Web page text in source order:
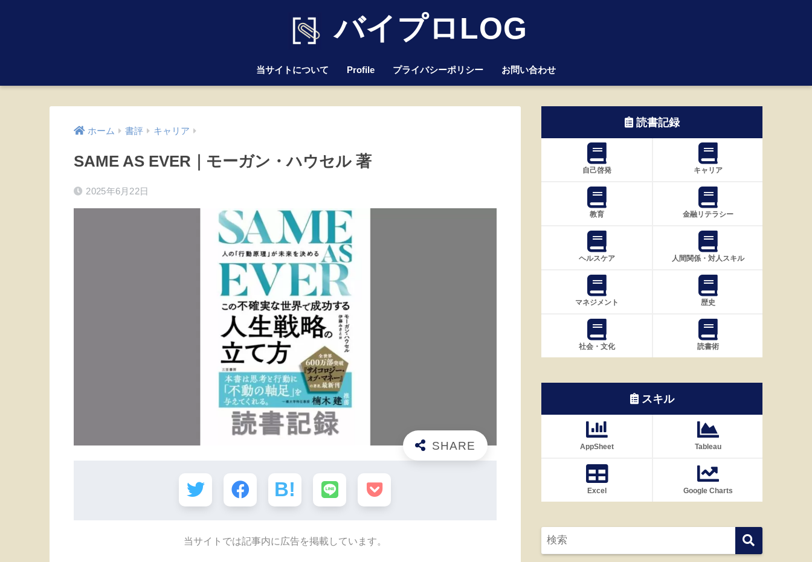
バイプロLOG
当サイトについて Profile プライバシーポリシー お問い合わせ
ホーム 書評 キャリア
SAME AS EVER｜モーガン・ハウセル 著
2025年6月22日
当サイトでは記事内に広告を掲載しています。
読書記録
自己啓発 キャリア
教育 金融リテラシー
ヘルスケア 人間関係・対人スキル
マネジメント 歴史
社会・文化 読書術
スキル
AppSheet Tableau
Excel Google Charts